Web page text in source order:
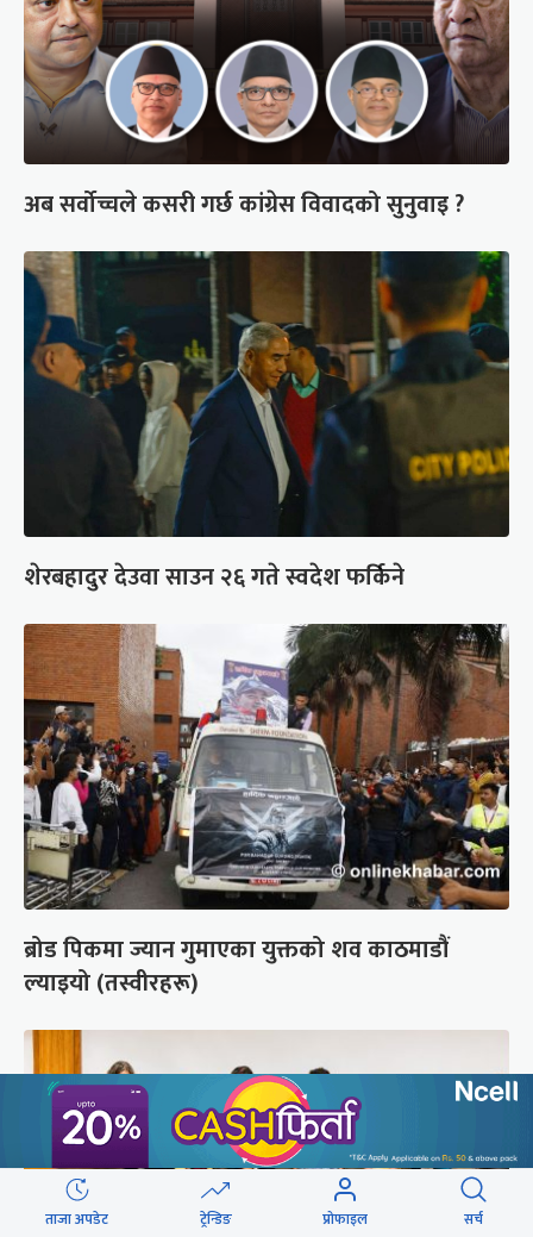
अब सर्वोच्चले कसरी गर्छ कांग्रेस विवादको सुनुवाइ ?
शेरबहादुर देउवा साउन २६ गते स्वदेश फर्किने
ब्रोड पिकमा ज्यान गुमाएका युक्तको शव काठमाडौं
ल्याइयो (तस्वीरहरू)
ताजा अपडेट ट्रेन्डिङ प्रोफाइल सर्च